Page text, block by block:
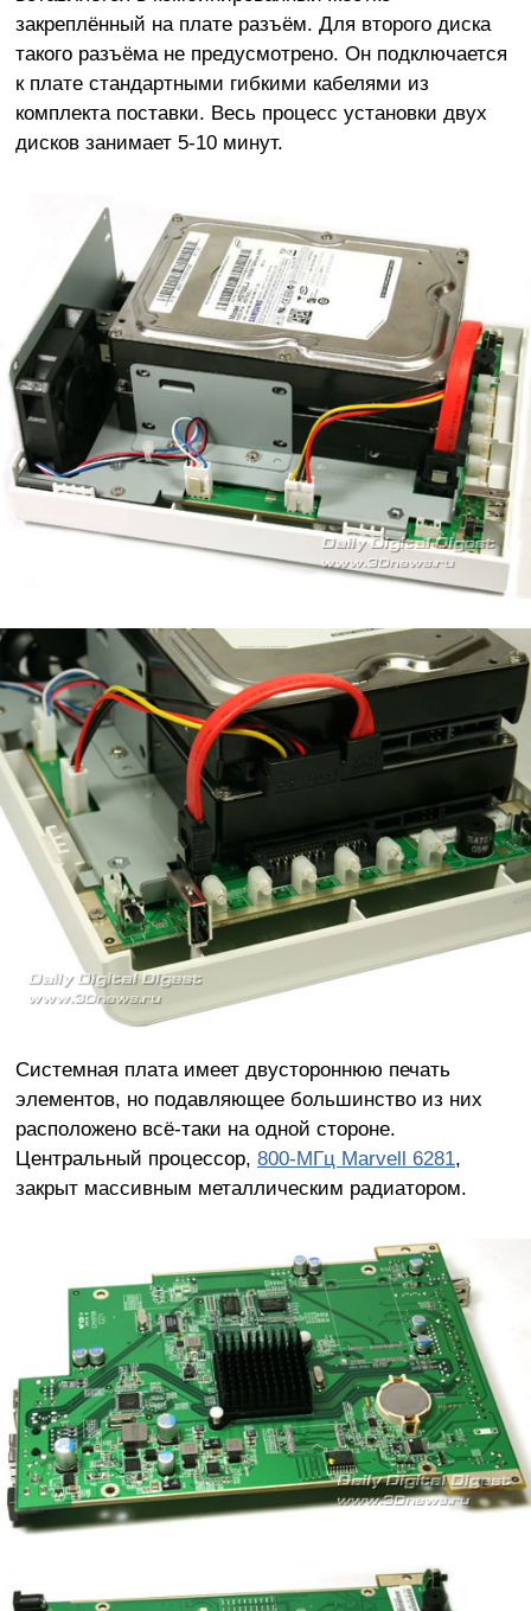
закреплённый на плате разъём. Для второго диска
такого разъёма не предусмотрено. Он подключается
к плате стандартными гибкими кабелями из
комплекта поставки. Весь процесс установки двух
дисков занимает 5-10 минут.
Системная плата имеет двустороннюю печать
элементов, но подавляющее большинство из них
расположено всё-таки на одной стороне.
Центральный процессор, 800-МГц Marvell 6281,
закрыт массивным металлическим радиатором.